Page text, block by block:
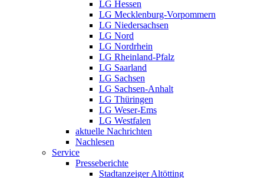
LG Hessen
LG Mecklenburg-Vorpommern
LG Niedersachsen
LG Nord
LG Nordrhein
LG Rheinland-Pfalz
LG Saarland
LG Sachsen
LG Sachsen-Anhalt
LG Thüringen
LG Weser-Ems
LG Westfalen
aktuelle Nachrichten
Nachlesen
Service
Presseberichte
Stadtanzeiger Altötting